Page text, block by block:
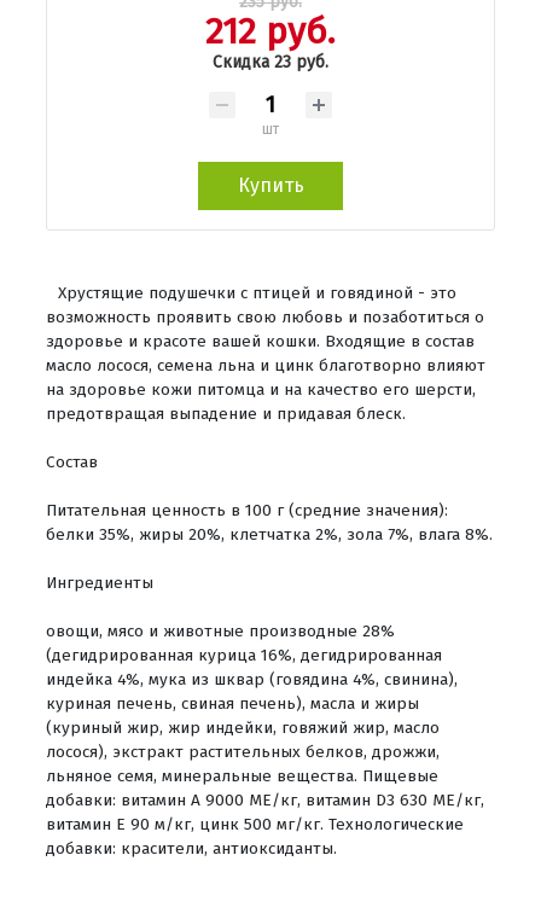
212 руб.
Скидка 23 руб.
шт
Купить
Хрустящие подушечки с птицей и говядиной - это
возможность проявить свою любовь и позаботиться о
здоровье и красоте вашей кошки. Входящие в состав
масло лосося, семена льна и цинк благотворно влияют
на здоровье кожи питомца и на качество его шерсти,
предотвращая выпадение и придавая блеск.
Состав
Питательная ценность в 100 г (средние значения):
белки 35%, жиры 20%, клетчатка 2%, зола 7%, влага 8%.
Ингредиенты
овощи, мясо и животные производные 28%
(дегидрированная курица 16%, дегидрированная
индейка 4%, мука из шквар (говядина 4%, свинина),
куриная печень, свиная печень), масла и жиры
(куриный жир, жир индейки, говяжий жир, масло
лосося), экстракт растительных белков, дрожжи,
льняное семя, минеральные вещества. Пищевые
добавки: витамин А 9000 ME/кг, витамин D3 630 ME/кг,
витамин Е 90 м/кг, цинк 500 мг/кг. Технологические
добавки: красители, антиоксиданты.